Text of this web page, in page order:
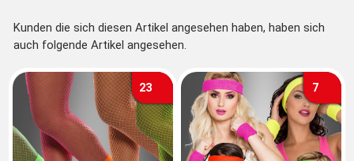
Kunden die sich diesen Artikel angesehen haben, haben sich
auch folgende Artikel angesehen.
23 7